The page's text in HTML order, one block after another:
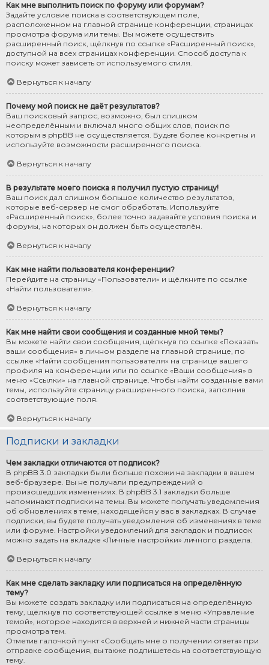
Как мне выполнить поиск по форуму или форумам?
Задайте условие поиска в соответствующем поле,
расположенном на главной странице конференции, страницах
просмотра форума или темы. Вы можете осуществить
расширенный поиск, щёлкнув по ссылке «Расширенный поиск»,
доступной на всех страницах конференции. Способ доступа к
поиску может зависеть от используемого стиля.
Вернуться к началу
Почему мой поиск не даёт результатов?
Ваш поисковый запрос, возможно, был слишком
неопределённым и включал много общих слов, поиск по
которым в phpBB не осуществляется. Будьте более конкретны и
используйте возможности расширенного поиска.
Вернуться к началу
В результате моего поиска я получил пустую страницу!
Ваш поиск дал слишком большое количество результатов,
которые веб-сервер не смог обработать. Используйте
«Расширенный поиск», более точно задавайте условия поиска и
форумы, на которых он должен быть осуществлён.
Вернуться к началу
Как мне найти пользователя конференции?
Перейдите на страницу «Пользователи» и щёлкните по ссылке
«Найти пользователя».
Вернуться к началу
Как мне найти свои сообщения и созданные мной темы?
Вы можете найти свои сообщения, щёлкнув по ссылке «Показать
ваши сообщения» в личном разделе на главной странице, по
ссылке «Найти сообщения пользователя» на странице вашего
профиля на конференции или по ссылке «Ваши сообщения» в
меню «Ссылки» на главной странице. Чтобы найти созданные вами
темы, используйте страницу расширенного поиска, заполнив
соответствующие поля.
Вернуться к началу
Подписки и закладки
Чем закладки отличаются от подписок?
В phpBB 3.0 закладки были больше похожи на закладки в вашем
веб-браузере. Вы не получали предупреждений о
произошедших изменениях. В phpBB 3.1 закладки больше
напоминают подписки на темы. Вы можете получать уведомления
об обновлениях в теме, находящейся у вас в закладках. В случае
подписки, вы будете получать уведомления об изменениях в теме
или форуме. Настройки уведомлений для закладок и подписок
можно задать на вкладке «Личные настройки» личного раздела.
Вернуться к началу
Как мне сделать закладку или подписаться на определённую
тему?
Вы можете создать закладку или подписаться на определённую
тему, щёлкнув по соответствующей ссылке в меню «Управление
темой», которое находится в верхней и нижней части страницы
просмотра тем.
Отметив галочкой пункт «Сообщать мне о получении ответа» при
отправке сообщения, вы также подпишетесь на соответствующую
тему.